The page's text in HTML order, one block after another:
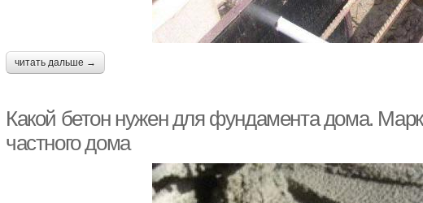
читать дальше →
Какой бетон нужен для фундамента дома.
частного дома